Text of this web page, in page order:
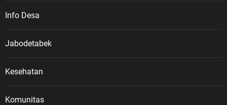
Info Desa
Jabodetabek
Kesehatan
Komunitas